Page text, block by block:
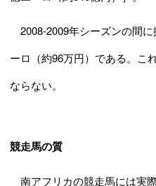
2008-2009年シーズンの間
ーロ（約96万円）である。こ
ならない。
競走馬の質
南アフリカの競走馬には実